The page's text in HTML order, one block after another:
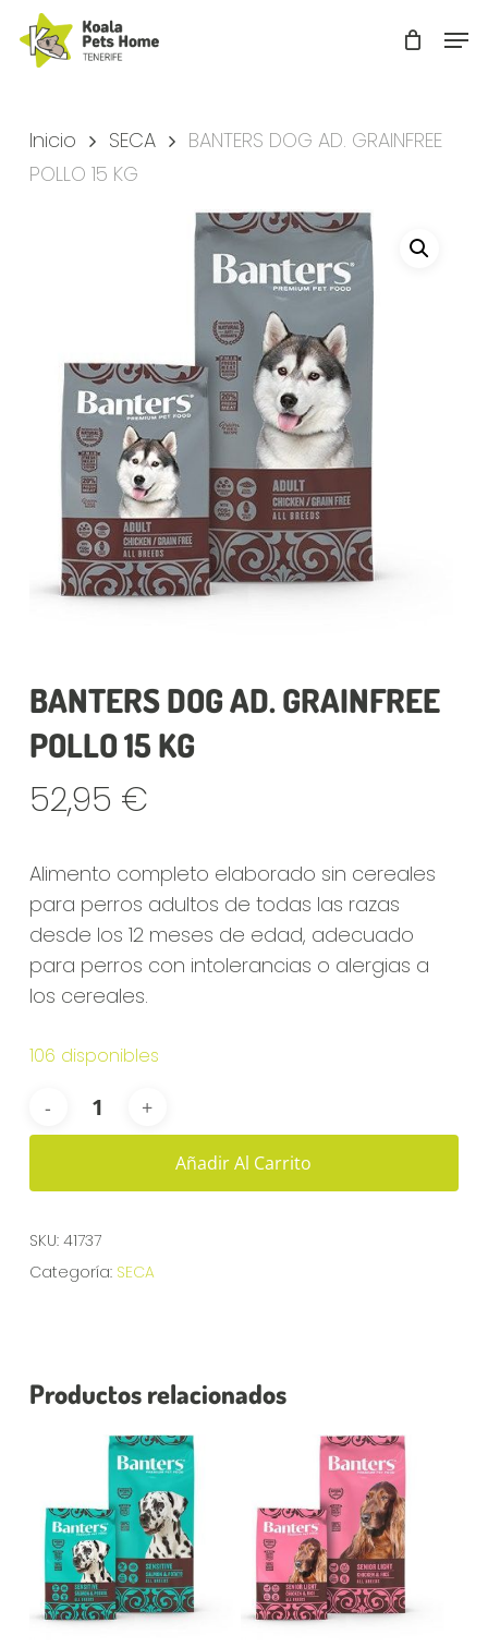
main
Inicio SECA
BANTERS DOG AD. GRAINFREE
POLLO 15 KG
BANTERS DOG AD. GRAINFREE
POLLO 15 KG
52,95 €
Alimento completo elaborado sin cereales
para perros adultos de todas las razas
desde los 12 meses de edad, adecuado
para perros con intolerancias o alergias a
los cereales.
106 disponibles
Añadir Al Carrito
SKU: 41737
Categoría: SECA
Productos relacionados